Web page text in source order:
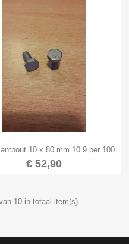
 Snel bekijken
10 x 80 mm 10.9 per 100
€ 52,90
10 in totaal item(s)